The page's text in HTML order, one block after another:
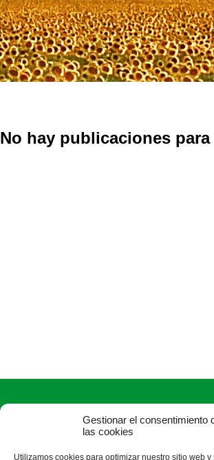
Gestionar el consentimiento
las cookies
Utilizamos cookies para optimizar nuestro sitio web y
No hay publicaciones